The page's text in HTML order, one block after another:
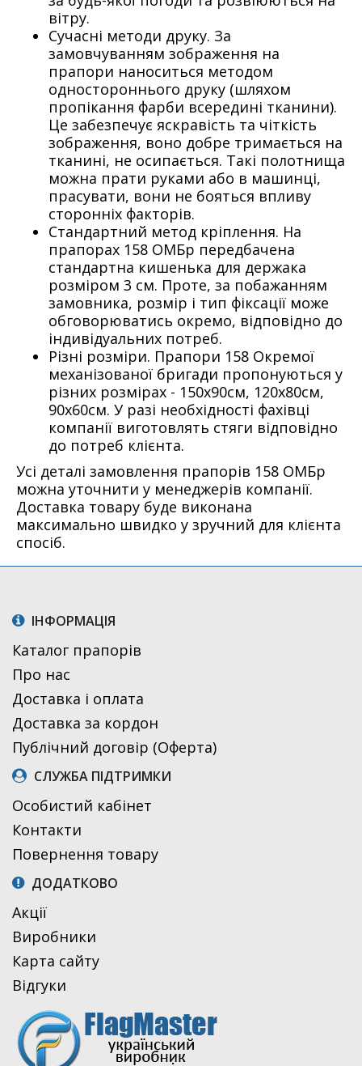
вітру.
Сучасні методи друку. За
замовчуванням зображення на
прапори наноситься методом
одностороннього друку (шляхом
пропікання фарби всередині тканини).
Це забезпечує яскравість та чіткість
зображення, воно добре тримається на
тканині, не осипається. Такі полотнища
можна прати руками або в машинці,
прасувати, вони не бояться впливу
сторонніх факторів.
Стандартний метод кріплення. На
прапорах 158 ОМБр передбачена
стандартна кишенька для держака
розміром 3 см. Проте, за побажанням
замовника, розмір і тип фіксації може
обговорюватись окремо, відповідно до
індивідуальних потреб.
Різні розміри. Прапори 158 Окремої
механізованої бригади пропонуються у
різних розмірах - 150х90см, 120х80см,
90х60см. У разі необхідності фахівці
компанії виготовлять стяги відповідно
до потреб клієнта.
Усі деталі замовлення прапорів 158 ОМБр
можна уточнити у менеджерів компанії.
Доставка товару буде виконана
максимально швидко у зручний для клієнта
спосіб.
ІНФОРМАЦІЯ
Каталог прапорів
Про нас
Доставка і оплата
Доставка за кордон
Публічний договір (Оферта)
СЛУЖБА ПІДТРИМКИ
Особистий кабінет
Контакти
Повернення товару
ДОДАТКОВО
Акції
Виробники
Карта сайту
Відгуки